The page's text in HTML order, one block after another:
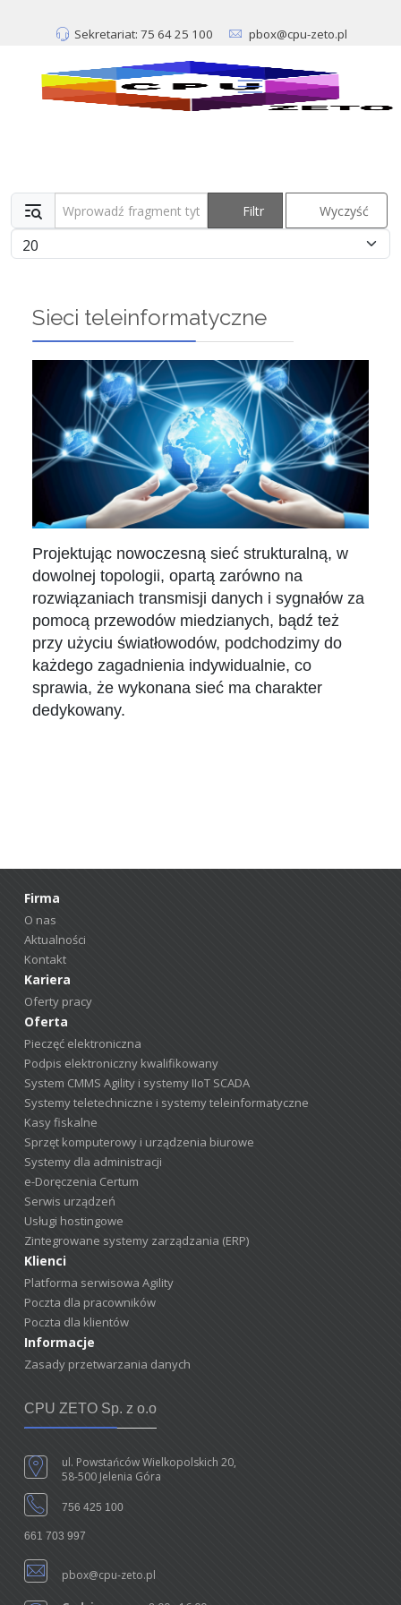
Sekretariat: 75 64 25 100 pbox@cpu-zeto.pl
Wprowadź fragment tytułu Filtr Wyczyść
Pokaż #
Sieci teleinformatyczne
Projektując nowoczesną sieć strukturalną, w
dowolnej topologii, opartą zarówno na
rozwiązaniach transmisji danych i sygnałów za
pomocą przewodów miedzianych, bądź też
przy użyciu światłowodów, podchodzimy do
każdego zagadnienia indywidualnie, co
sprawia, że wykonana sieć ma charakter
dedykowany.
Firma
O nas
Aktualności
Kontakt
Kariera
Oferty pracy
Oferta
Pieczęć elektroniczna
Podpis elektroniczny kwalifikowany
System CMMS Agility i systemy IIoT SCADA
Systemy teletechniczne i systemy teleinformatyczne
Kasy fiskalne
Sprzęt komputerowy i urządzenia biurowe
Systemy dla administracji
e-Doręczenia Certum
Serwis urządzeń
Usługi hostingowe
Zintegrowane systemy zarządzania (ERP)
Klienci
Platforma serwisowa Agility
Poczta dla pracowników
Poczta dla klientów
Informacje
Zasady przetwarzania danych
CPU ZETO Sp. z o.o
ul. Powstańców Wielkopolskich 20,
58-500 Jelenia Góra
756 425 100
661 703 997
pbox@cpu-zeto.pl